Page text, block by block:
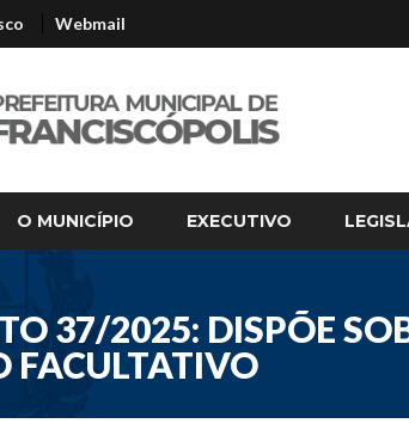
Webmail
O MUNICÍPIO EXECUTIVO
37/2025: DISPÕE
FACULTATIVO